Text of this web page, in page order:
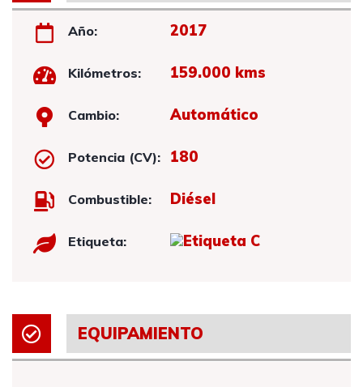
Año: 2017
Kilómetros: 159.000 kms
Cambio: Automático
Potencia (CV): 180
Combustible: Diésel
Etiqueta:
EQUIPAMIENTO